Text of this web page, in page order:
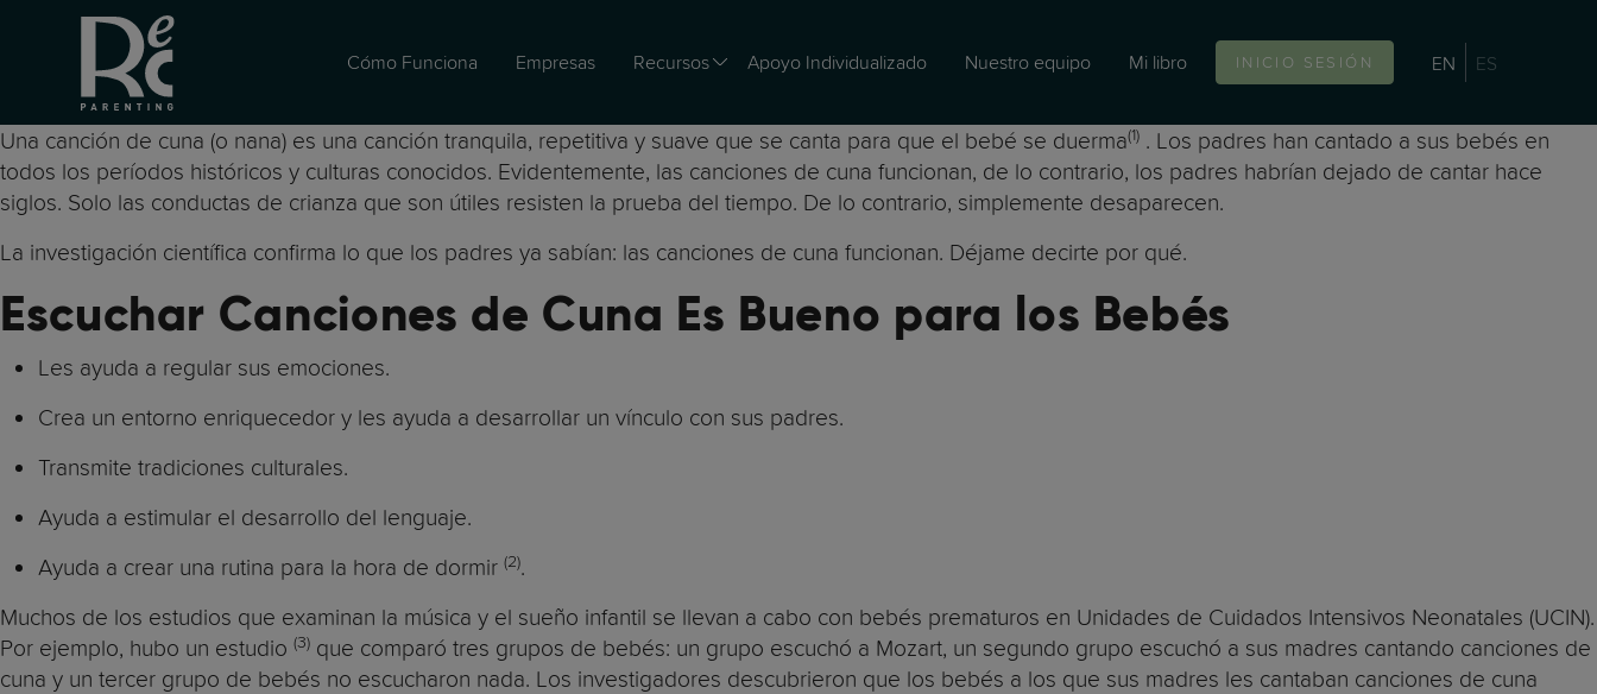
Cómo Funciona Empresas Recursos Apoyo Individualizado Nuestro equipo Mi libro INICIO SESIÓN EN ES
Una canción de cuna (o nana) es una canción tranquila, repetitiva y suave que se canta para que el bebé se duerma(1) . Los padres han cantado a sus bebés en
todos los períodos históricos y culturas conocidos. Evidentemente, las canciones de cuna funcionan, de lo contrario, los padres habrían dejado de cantar hace
siglos. Solo las conductas de crianza que son útiles resisten la prueba del tiempo. De lo contrario, simplemente desaparecen.
La investigación científica confirma lo que los padres ya sabían: las canciones de cuna funcionan. Déjame decirte por qué.
Escuchar Canciones de Cuna Es Bueno para los Bebés
Les ayuda a regular sus emociones.
Crea un entorno enriquecedor y les ayuda a desarrollar un vínculo con sus padres.
Transmite tradiciones culturales.
Ayuda a estimular el desarrollo del lenguaje.
Ayuda a crear una rutina para la hora de dormir (2).
Muchos de los estudios que examinan la música y el sueño infantil se llevan a cabo con bebés prematuros en Unidades de Cuidados Intensivos Neonatales (UCIN).
Por ejemplo, hubo un estudio (3) que comparó tres grupos de bebés: un grupo escuchó a Mozart, un segundo grupo escuchó a sus madres cantando canciones de
cuna y un tercer grupo de bebés no escucharon nada. Los investigadores descubrieron que los bebés a los que sus madres les cantaban canciones de cuna